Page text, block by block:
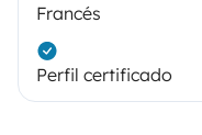
Francés
Perfil certificado